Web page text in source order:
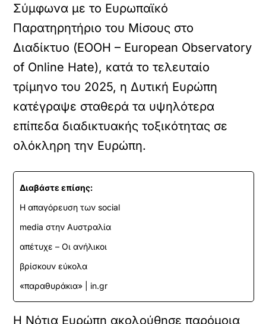
Σύμφωνα με το Ευρωπαϊκό
Παρατηρητήριο του Μίσους στο
Διαδίκτυο (EOOH – European Observatory
of Online Hate), κατά το τελευταίο
τρίμηνο του 2025, η Δυτική Ευρώπη
κατέγραψε σταθερά τα υψηλότερα
επίπεδα διαδικτυακής τοξικότητας σε
ολόκληρη την Ευρώπη.
Διαβάστε επίσης:
Η απαγόρευση των social
media στην Αυστραλία
απέτυχε – Οι ανήλικοι
βρίσκουν εύκολα
«παραθυράκια» | in.gr
Η Νότια Ευρώπη ακολούθησε παρόμοια